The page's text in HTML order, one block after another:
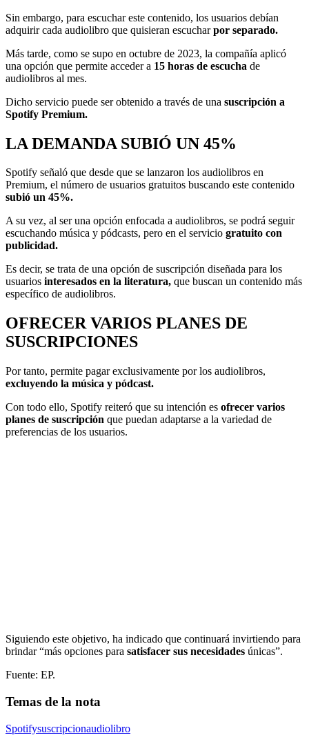
Sin embargo, para escuchar este contenido, los usuarios debían
adquirir cada audiolibro que quisieran escucharpor separado.
Más tarde, como se supo en octubre de 2023, la compañía aplicó
una opción que permite acceder a 15 horas de escucha de
audiolibros al mes.
Dicho servicio puede ser obtenido a través de una suscripción a
Spotify Premium.
LA DEMANDA SUBIÓ UN 45%
Spotify señaló que desde que se lanzaron los audiolibros en
Premium, el número de usuarios gratuitos buscando este contenido
subió un 45%.
A su vez, al ser una opción enfocada a audiolibros, se podrá seguir
escuchando música y pódcasts, pero en el servicio gratuito con
publicidad.
Es decir, se trata de una opción de suscripción diseñada para los
usuarios interesados en la literatura, que buscan un contenido más
específico de audiolibros.
OFRECER VARIOS PLANES DE
SUSCRIPCIONES
Por tanto, permite pagar exclusivamente por los audiolibros,
excluyendo la música y pódcast.
Con todo ello, Spotify reiteró que su intención es ofrecer varios
planes de suscripción que puedan adaptarse a la variedad de
preferencias de los usuarios.
Siguiendo este objetivo, ha indicado que continuará invirtiendo para
brindar “más opciones para satisfacer sus necesidades únicas”.
Fuente: EP.
Temas de la nota
Spotifysuscripcionaudiolibro